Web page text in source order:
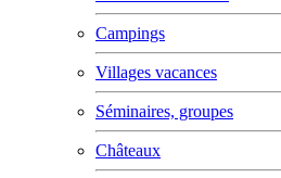
Campings
Villages vacances
Séminaires, groupes
Châteaux